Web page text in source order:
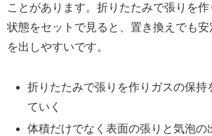
ことがあります。折りたたみで張りを
状態をセットで見ると、置き換えでも
を出しやすいです。
折りたたみで張りを作りガスの保持
ていく
体積だけでなく表面の張りと気泡の